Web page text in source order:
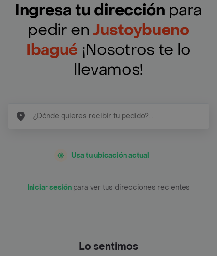
Ingresa tu dirección para
pedir en Justoybueno
Ibagué ¡Nosotros te lo
llevamos!
Usa tu ubicación actual
Iniciar sesión para ver tus direcciones recientes
Lo sentimos